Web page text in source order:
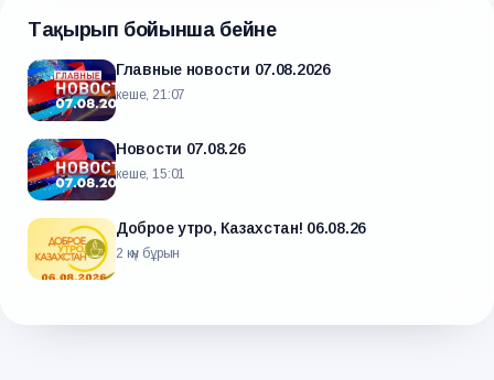
Тақырып бойынша бейне
Главные новости 07.08.2026
кеше, 21:07
Новости 07.08.26
кеше, 15:01
Доброе утро, Казахстан! 06.08.26
2 күн бұрын